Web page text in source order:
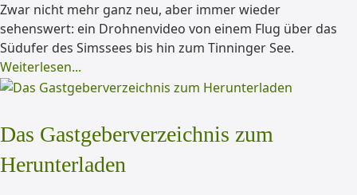
Zwar nicht mehr ganz neu, aber immer wieder
sehenswert: ein Drohnenvideo von einem Flug über das
Südufer des Simssees bis hin zum Tinninger See.
Weiterlesen...
Das Gastgeberverzeichnis zum
Herunterladen